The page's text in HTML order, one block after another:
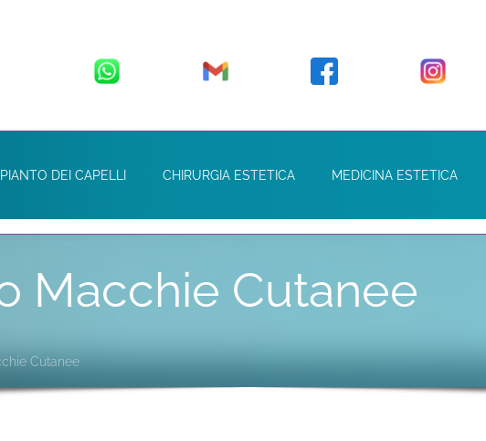
DEI CAPELLI CHIRURGIA ESTETICA MEDICINA ESTETICA
Macchie Cutanee
Cutanee